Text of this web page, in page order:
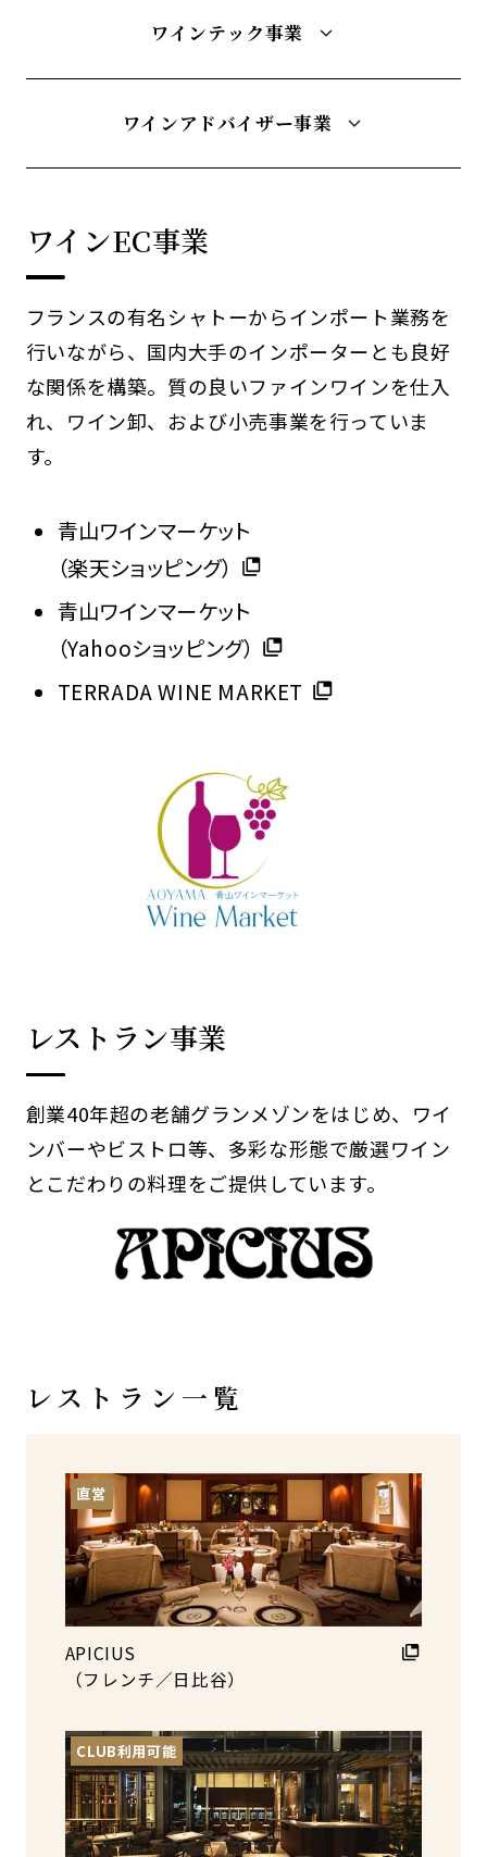
ワインテック事業
ワインアドバイザー事業
ワインEC事業
フランスの有名シャトーからインポート業務を
行いながら、国内大手のインポーターとも良好
な関係を構築。質の良いファインワインを仕入
れ、ワイン卸、および小売事業を行っていま
す。
青山ワインマーケット
（楽天ショッピング）
青山ワインマーケット
（Yahooショッピング）
TERRADA WINE MARKET
レストラン事業
創業40年超の老舗グランメゾンをはじめ、ワイ
ンバーやビストロ等、多彩な形態で厳選ワイン
とこだわりの料理をご提供しています。
レストラン一覧
直営
APICIUS
（フレンチ／日比谷）
CLUB利用可能